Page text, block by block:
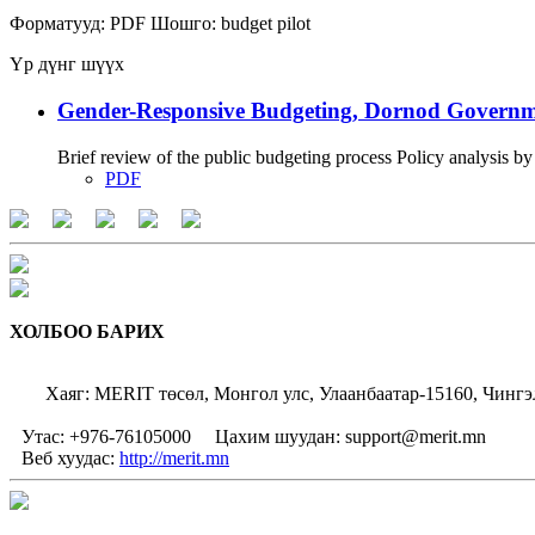
Форматууд: PDF Шошго: budget pilot
Үр дүнг шүүх
Gender-Responsive Budgeting, Dornod
Brief review of the public budgeting process Policy analysis
PDF
ХОЛБОО БАРИХ
Хаяг: MERIT төсөл, Монгол улс, Улаанбаатар-15160,
Утас: +976-76105000
Цахим шуудан: support@merit.mn
Веб хуудас: http://merit.mn